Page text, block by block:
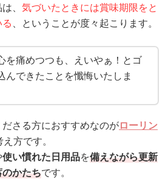
、 気づいたときには賞味期限をと
、ということが度々起こります。
を痛めつつも、えいやぁ！とゴ
んできたことを懺悔いたしま
さる方におすすめなのがローリン
方です。
使い慣れた日用品を備えながら更新
かたちです。